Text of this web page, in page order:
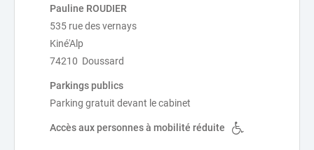
Pauline ROUDIER
535 rue des vernays
Kiné'Alp
74210 Doussard
Parkings publics
Parking gratuit devant le cabinet
Accès aux personnes à mobilité réduite